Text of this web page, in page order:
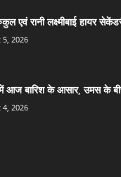
एवं रानी लक्ष्मीबाई हायर
2026
आज बारिश के आसार, उमस के
2026